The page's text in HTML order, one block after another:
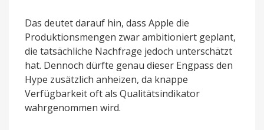
Das deutet darauf hin, dass Apple die
Produktionsmengen zwar ambitioniert geplant,
die tatsächliche Nachfrage jedoch unterschätzt
hat. Dennoch dürfte genau dieser Engpass den
Hype zusätzlich anheizen, da knappe
Verfügbarkeit oft als Qualitätsindikator
wahrgenommen wird.